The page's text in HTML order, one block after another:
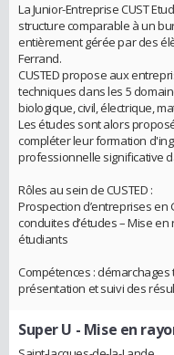
La Junior-Entreprise CUST
structure comparable à un
entièrement gérée par des
Ferrand.
CUSTED propose aux
techniques dans les 5
biologique, civil, électrique,
Les études sont alors
compléter leur formation
professionnelle significative
Rôles au sein de CUSTED :
Prospection d’entreprises
conduites d’études – Mise
étudiants
Compétences :
présentation et suivi des
Super U - Mise en